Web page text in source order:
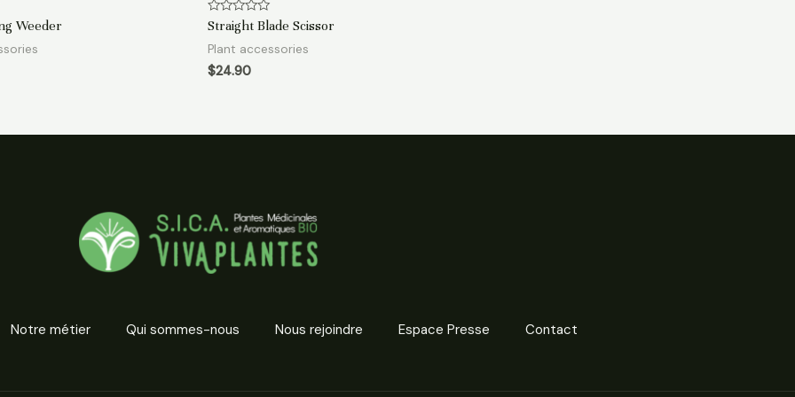
Weeder
Rated
0
out
of
5
Straight Blade Scissor
Plant accessories
$24.90
Notre métier Qui sommes-nous Nous rejoindre Espace Presse Contact